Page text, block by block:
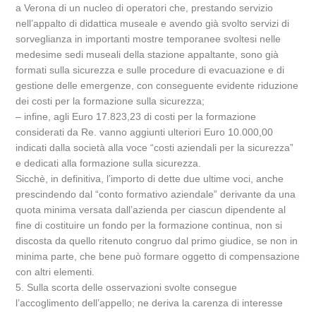
a Verona di un nucleo di operatori che, prestando servizio
nell’appalto di didattica museale e avendo già svolto servizi di
sorveglianza in importanti mostre temporanee svoltesi nelle
medesime sedi museali della stazione appaltante, sono già
formati sulla sicurezza e sulle procedure di evacuazione e di
gestione delle emergenze, con conseguente evidente riduzione
dei costi per la formazione sulla sicurezza;
– infine, agli Euro 17.823,23 di costi per la formazione
considerati da Re. vanno aggiunti ulteriori Euro 10.000,00
indicati dalla società alla voce “costi aziendali per la sicurezza”
e dedicati alla formazione sulla sicurezza.
Sicchè, in definitiva, l’importo di dette due ultime voci, anche
prescindendo dal “conto formativo aziendale” derivante da una
quota minima versata dall’azienda per ciascun dipendente al
fine di costituire un fondo per la formazione continua, non si
discosta da quello ritenuto congruo dal primo giudice, se non in
minima parte, che bene può formare oggetto di compensazione
con altri elementi.
5. Sulla scorta delle osservazioni svolte consegue
l’accoglimento dell’appello; ne deriva la carenza di interesse